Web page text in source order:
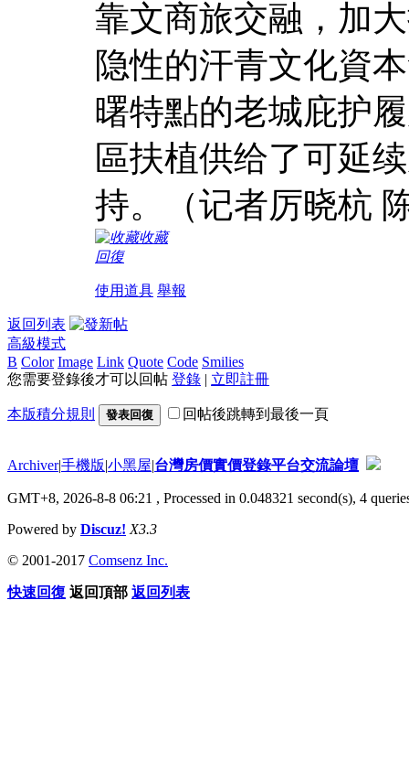
靠文商旅交融，加
隐性的汗青文化資
曙特點的老城庇护
區扶植供给了可延
持。（记者厉晓杭
收藏
回復
使用道具 舉報
返回列表
高級模式
B Color Image Link Quote Code Smilies
您需要登錄後才可以回帖 登錄 | 立即註冊
本版積分規則 發表回復 回帖後跳轉到最後一頁
Archiver|手機版|小黑屋|台灣房價實價登錄平台交流論壇
GMT+8, 2026-8-8 06:21 , Processed in 0.048321 second(s), 4
Powered by Discuz! X3.3
© 2001-2017 Comsenz Inc.
快速回復 返回頂部 返回列表